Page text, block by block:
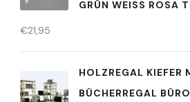
GRÜN WEISS ROSA
€21,95
HOLZREGAL KIEFER
BÜCHERREGAL